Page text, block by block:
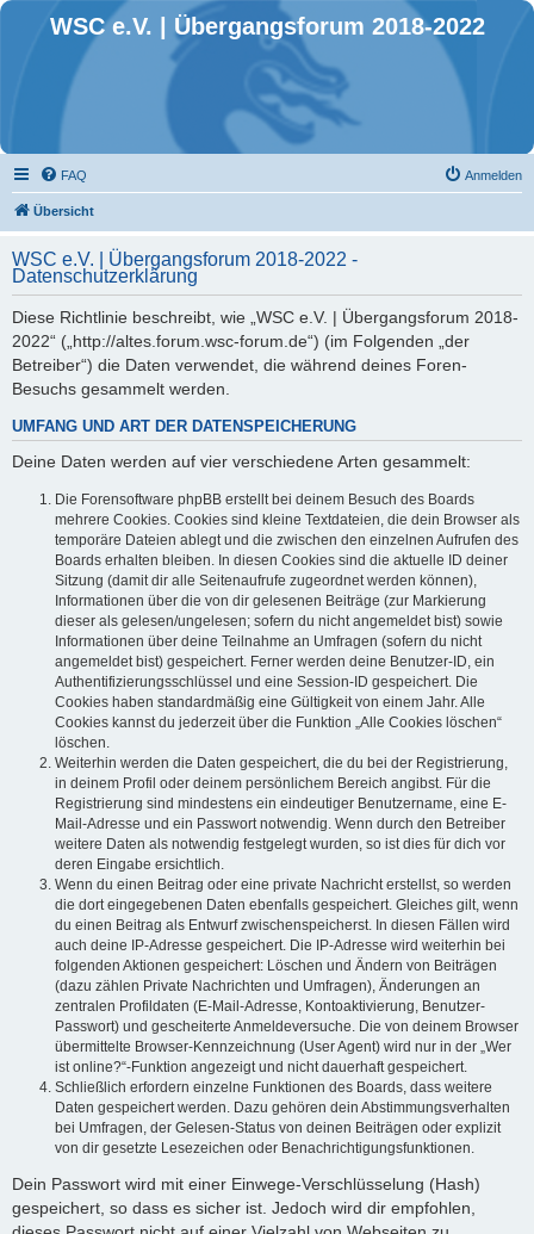
WSC e.V. | Übergangsforum 2018-2022
FAQ Anmelden
Übersicht
WSC e.V. | Übergangsforum 2018-2022 -
Datenschutzerklärung
Diese Richtlinie beschreibt, wie „WSC e.V. | Übergangsforum 2018-
2022“ („http://altes.forum.wsc-forum.de“) (im Folgenden „der
Betreiber“) die Daten verwendet, die während deines Foren-
Besuchs gesammelt werden.
UMFANG UND ART DER DATENSPEICHERUNG
Deine Daten werden auf vier verschiedene Arten gesammelt:
Die Forensoftware phpBB erstellt bei deinem Besuch des Boards
mehrere Cookies. Cookies sind kleine Textdateien, die dein Browser als
temporäre Dateien ablegt und die zwischen den einzelnen Aufrufen des
Boards erhalten bleiben. In diesen Cookies sind die aktuelle ID deiner
Sitzung (damit dir alle Seitenaufrufe zugeordnet werden können),
Informationen über die von dir gelesenen Beiträge (zur Markierung
dieser als gelesen/ungelesen; sofern du nicht angemeldet bist) sowie
Informationen über deine Teilnahme an Umfragen (sofern du nicht
angemeldet bist) gespeichert. Ferner werden deine Benutzer-ID, ein
Authentifizierungsschlüssel und eine Session-ID gespeichert. Die
Cookies haben standardmäßig eine Gültigkeit von einem Jahr. Alle
Cookies kannst du jederzeit über die Funktion „Alle Cookies löschen“
löschen.
Weiterhin werden die Daten gespeichert, die du bei der Registrierung,
in deinem Profil oder deinem persönlichem Bereich angibst. Für die
Registrierung sind mindestens ein eindeutiger Benutzername, eine E-
Mail-Adresse und ein Passwort notwendig. Wenn durch den Betreiber
weitere Daten als notwendig festgelegt wurden, so ist dies für dich vor
deren Eingabe ersichtlich.
Wenn du einen Beitrag oder eine private Nachricht erstellst, so werden
die dort eingegebenen Daten ebenfalls gespeichert. Gleiches gilt, wenn
du einen Beitrag als Entwurf zwischenspeicherst. In diesen Fällen wird
auch deine IP-Adresse gespeichert. Die IP-Adresse wird weiterhin bei
folgenden Aktionen gespeichert: Löschen und Ändern von Beiträgen
(dazu zählen Private Nachrichten und Umfragen), Änderungen an
zentralen Profildaten (E-Mail-Adresse, Kontoaktivierung, Benutzer-
Passwort) und gescheiterte Anmeldeversuche. Die von deinem Browser
übermittelte Browser-Kennzeichnung (User Agent) wird nur in der „Wer
ist online?“-Funktion angezeigt und nicht dauerhaft gespeichert.
Schließlich erfordern einzelne Funktionen des Boards, dass weitere
Daten gespeichert werden. Dazu gehören dein Abstimmungsverhalten
bei Umfragen, der Gelesen-Status von deinen Beiträgen oder explizit
von dir gesetzte Lesezeichen oder Benachrichtigungsfunktionen.
Dein Passwort wird mit einer Einwege-Verschlüsselung (Hash)
gespeichert, so dass es sicher ist. Jedoch wird dir empfohlen,